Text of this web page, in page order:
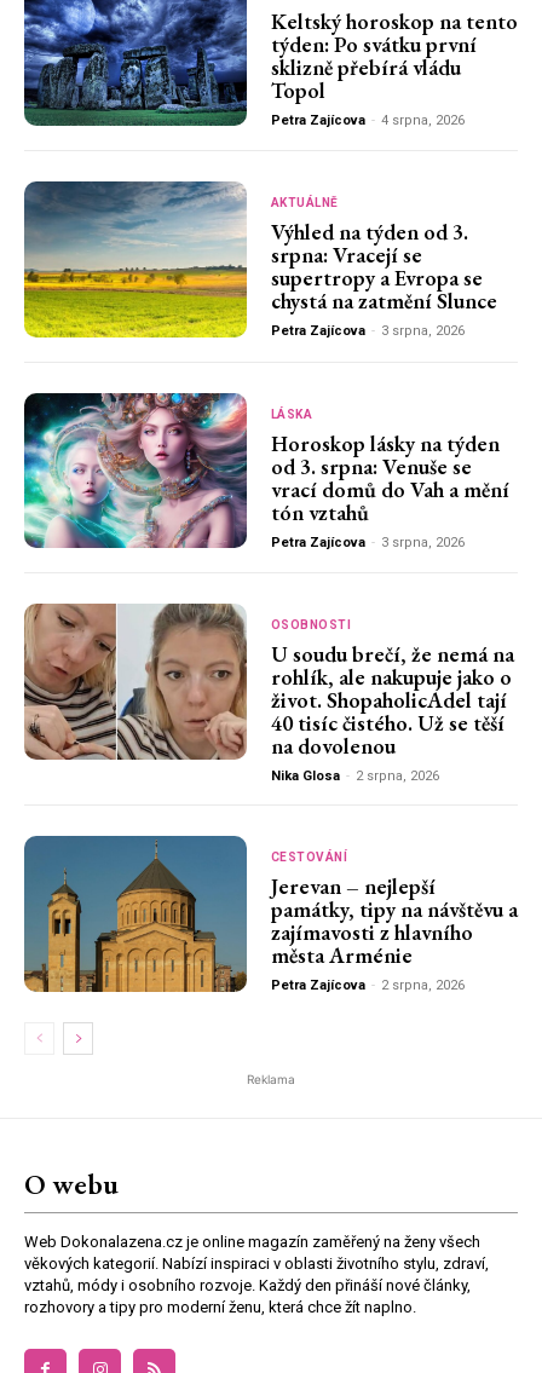
Keltský horoskop na tento
týden: Po svátku první
sklizně přebírá vládu
Topol
Petra Zajícova - 4 srpna, 2026
AKTUÁLNĚ
Výhled na týden od 3.
srpna: Vracejí se
supertropy a Evropa se
chystá na zatmění Slunce
Petra Zajícova - 3 srpna, 2026
LÁSKA
Horoskop lásky na týden
od 3. srpna: Venuše se
vrací domů do Vah a mění
tón vztahů
Petra Zajícova - 3 srpna, 2026
OSOBNOSTI
U soudu brečí, že nemá na
rohlík, ale nakupuje jako o
život. ShopaholicAdel tají
40 tisíc čistého. Už se těší
na dovolenou
Nika Glosa - 2 srpna, 2026
CESTOVÁNÍ
Jerevan – nejlepší
památky, tipy na návštěvu a
zajímavosti z hlavního
města Arménie
Petra Zajícova - 2 srpna, 2026
Reklama
O webu
Web Dokonalazena.cz je online magazín zaměřený na ženy všech
věkových kategorií. Nabízí inspiraci v oblasti životního stylu, zdraví,
vztahů, módy i osobního rozvoje. Každý den přináší nové články,
rozhovory a tipy pro moderní ženu, která chce žít naplno.